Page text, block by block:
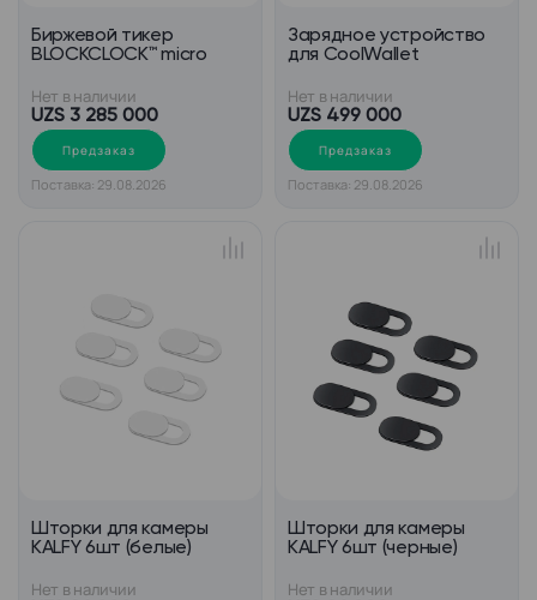
Биржевой тикер
BLOCKCLOCK™ micro
Нет в наличии
UZS 3 285 000
Предзаказ
Поставка: 29.08.2026
Зарядное устройство
для CoolWallet
Нет в наличии
UZS 499 000
Предзаказ
Поставка: 29.08.2026
Шторки для камеры
KALFY 6шт (белые)
Нет в наличии
Шторки для камеры
KALFY 6шт (черные)
Нет в наличии